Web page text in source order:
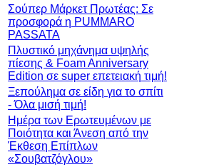
Σούπερ Μάρκετ Πρωτέας: Σε
προσφορά η PUMMARO
PASSATA
Πλυστικό μηχάνημα υψηλής
πίεσης & Foam Anniversary
Edition σε super επετειακή τιμή!
Ξεπούλημα σε είδη για το σπίτι
- Όλα μισή τιμή!
Ημέρα των Ερωτευμένων με
Ποιότητα και Άνεση από την
Έκθεση Επίπλων
«Σουβατζόγλου»